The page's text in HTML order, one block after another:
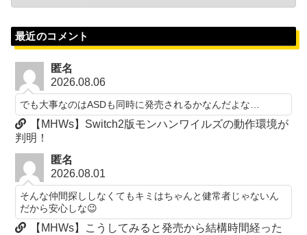
最近のコメント
匿名
2026.08.06
でも大事なのはASDも同時に発売されるかなんだよな…
【MHWs】Switch2版モンハンワイルズの動作環境が
判明！
匿名
2026.08.01
そんな仲間探ししなくてもキミはちゃんと健常者じゃないん
だから安心しな😉
【MHWs】こうしてみると発売から結構時間経った